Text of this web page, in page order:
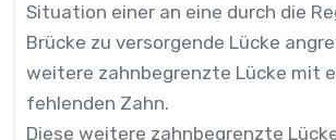
Situation einer an eine durch die
Brücke zu versorgende Lücke
weitere zahnbegrenzte Lücke mit
fehlenden Zahn.
Diese weitere zahnbegrenzte